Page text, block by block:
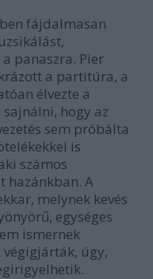
fájdalmasan
panaszra. Pier
a partitúra, a
élvezte a
hogy az
sem próbálta
is
számos
hazánkban. A
melynek kevés
egységes
ismernek
végigjárták, úgy,